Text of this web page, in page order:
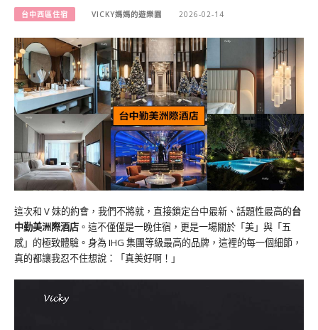
台中西區住宿 VICKY媽媽的遊樂園 2026-02-14
這次和 V 妹的約會，我們不將就，直接鎖定台中最新、話題性最高的台
中勤美洲際酒店 。這不僅僅是一晚住宿，更是一場關於「美」與「五
感」的極致體驗。身為 IHG 集團等級最高的品牌，這裡的每一個細節，
真的都讓我忍不住想說：「真美好啊！」